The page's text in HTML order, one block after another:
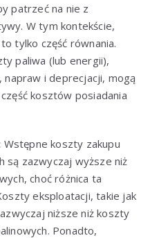
patrzeć na nie z
W tym kontekście,
tylko część równania.
paliwa (lub energii),
i deprecjacji, mogą
kosztów posiadania
Wstępne koszty zakupu
są zazwyczaj wyższe niż
choć różnica ta
eksploatacji, takie jak
niższe niż koszty
Ponadto,